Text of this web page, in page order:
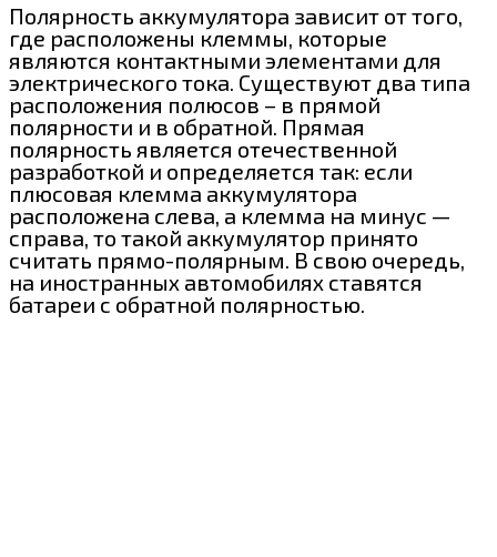
Полярность аккумулятора зависит от того,
где расположены клеммы, которые
являются контактными элементами для
электрического тока. Существуют два типа
расположения полюсов – в прямой
полярности и в обратной. Прямая
полярность является отечественной
разработкой и определяется так: если
плюсовая клемма аккумулятора
расположена слева, а клемма на минус —
справа, то такой аккумулятор принято
считать прямо-полярным. В свою очередь,
на иностранных автомобилях ставятся
батареи с обратной полярностью.